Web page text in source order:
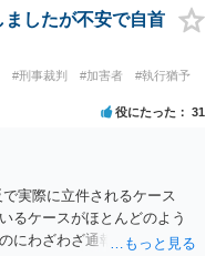
したが不安で自首
#刑事裁判 #加害者
#執行猶予
役にたった 31
実際に立件されるケース
るケースがほとんどのよう
にわざわざ通報するのは考